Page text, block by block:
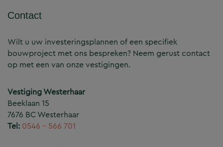
Contact
Wilt u uw investeringsplannen of een specifiek
bouwproject met ons bespreken? Neem gerust contact
op met een van onze vestigingen.
Vestiging Westerhaar
Beeklaan 15
7676 BC Westerhaar
Tel: 0546 – 566 701